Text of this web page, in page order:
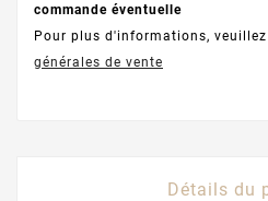
commande éventuelle
Pour plus d'informations,
générales de vente
Détails du